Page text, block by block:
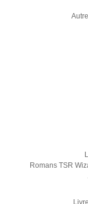
Romans TSR